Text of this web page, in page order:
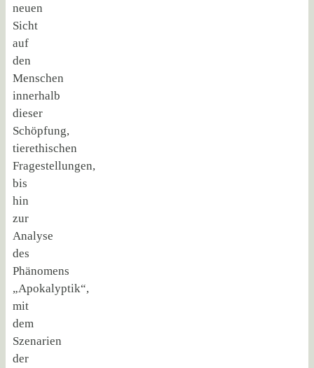
neuen
Sicht
auf
den
Menschen
innerhalb
dieser
Schöpfung,
tierethischen
Fragestellungen,
bis
hin
zur
Analyse
des
Phänomens
„Apokalyptik“,
mit
dem
Szenarien
der